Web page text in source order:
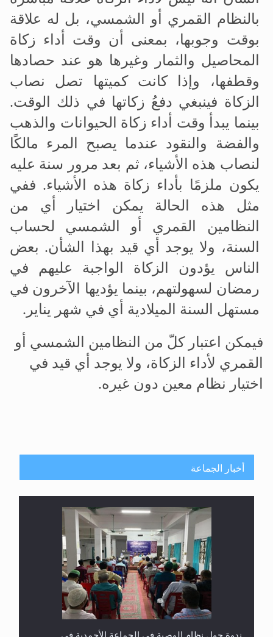
بالنظام القمري أو الشمسي، بل له علاقة
بوقت وجوبها، بمعنى أن وقت أداء زكاة
المحاصيل والثمار وغيرها هو عند حصادها
وقطفها، وإذا كانت كميتها تصل نصاب
الزكاة فينبغي دفعُ زكاتها في ذلك الوقت.
بينما يبدأ وقت أداء زكاة الحيوانات والذهب
والفضة والنقود عندما يصبح المرء مالكًا
لنصاب هذه الأشياء، ثم بعد مرور سنة عليه
يكون ملزمًا بأداء زكاة هذه الأشياء. ففي
مثل هذه الحالة يمكن اختيار أي من
النظامين القمري أو الشمسي لحساب
السنة، ولا يوجد أي قيد بهذا الشأن. بعض
الناس يؤدون الزكاة الواجبة عليهم في
رمضان لسهولتهم، بينما يؤديها الآخرون في
مستهل السنة الميلادية أي في شهر يناير.
فيمكن اعتبار كلّ من النظامين الشمسي أو
القمري لأداء الزكاة، ولا يوجد أي قيد في
اختيار نظام معين دون غيره.
أخبار الجماعة
ندوة حول نظام الوصية في الجماعة الأحمدية في